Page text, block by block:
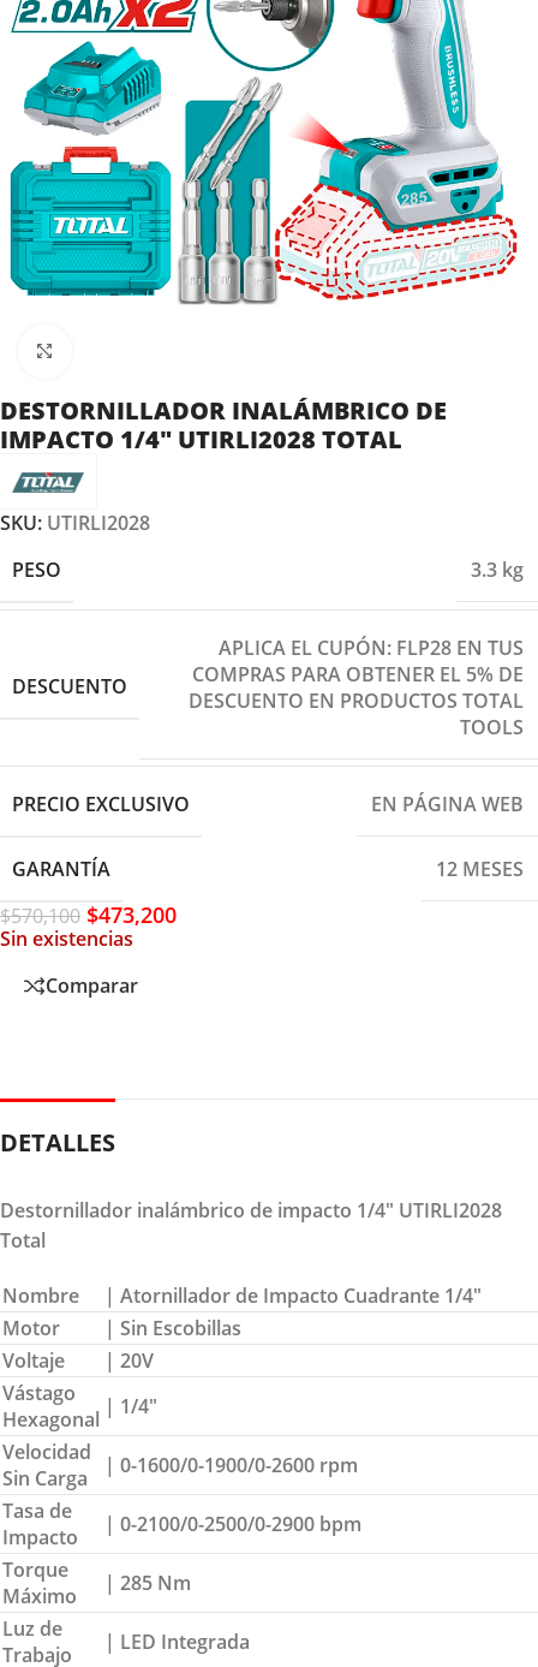
DESTORNILLADOR INALÁMBRICO DE
IMPACTO 1/4″ UTIRLI2028 TOTAL
SKU: UTIRLI2028
PESO
3.3 kg
DESCUENTO
APLICA EL CUPÓN: FLP28 EN TUS
COMPRAS PARA OBTENER EL 5% DE
DESCUENTO EN PRODUCTOS TOTAL
TOOLS
PRECIO EXCLUSIVO EN PÁGINA WEB
GARANTÍA
12 MESES
$570,100 $473,200
Sin existencias
Comparar
DETALLES
Destornillador inalámbrico de impacto 1/4″ UTIRLI2028
Total
Nombre
| Atornillador de Impacto Cuadrante 1/4″
Motor
| Sin Escobillas
Voltaje
| 20V
Vástago
Hexagonal | 1/4″
Velocidad
Sin Carga
| 0-1600/0-1900/0-2600 rpm
Tasa de
Impacto
| 0-2100/0-2500/0-2900 bpm
Torque
Máximo
| 285 Nm
Luz de
Trabajo
| LED Integrada